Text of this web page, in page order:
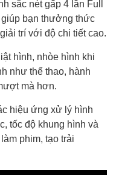
sắc nét gấp 4 lần Full
giúp bạn thưởng thức
trí với độ chi tiết cao.
hình, nhòe hình khi
như thể thao, hành
mà hơn.
hiệu ứng xử lý hình
tốc độ khung hình và
phim, tạo trải